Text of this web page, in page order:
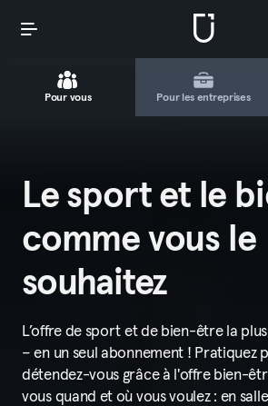
Pour vous Pour les entreprises
Le sport et le
comme vous le
souhaitez
L’offre de sport et de bien-être la
– en un seul abonnement ! Pratiquez
détendez-vous grâce à l'offre bien-
vous quand et où vous voulez : en